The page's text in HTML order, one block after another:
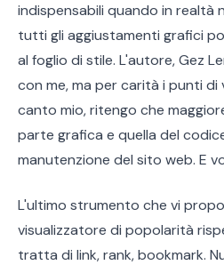
indispensabili quando in realtà
tutti gli aggiustamenti grafici
al foglio di stile. L'autore, Gez
con me, ma per carità i punti di
canto mio, ritengo che
parte grafica e quella del
manutenzione del sito web. E
L'ultimo strumento che vi
visualizzatore di popolarità
tratta di link, rank, bookmark.